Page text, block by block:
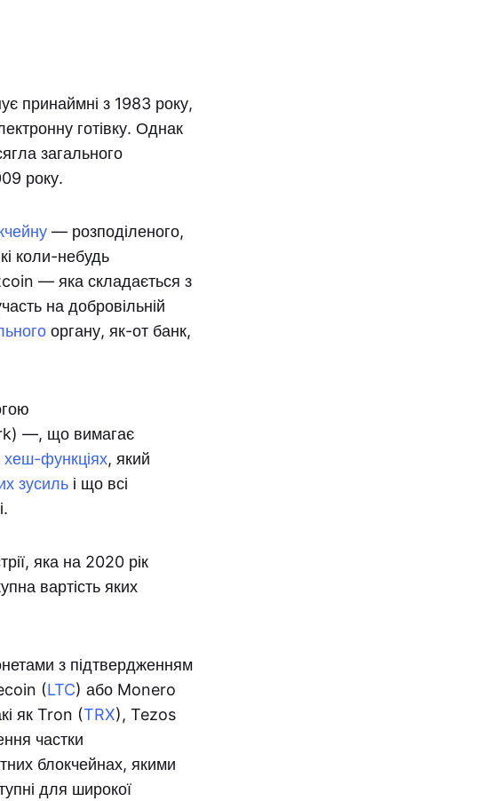
принаймні з 1983 року,
готівку. Однак
загального
року.
— розподіленого,
коли-небудь
— яка складається з
на добровільній
органу, як-от банк,
—, що вимагає
хеш-функціях, який
зусиль і що всі
яка на 2020 рік
вартість яких
з підтвердженням
(LTC) або Monero
як Tron (TRX), Tezos
частки
блокчейнах, якими
для широкої